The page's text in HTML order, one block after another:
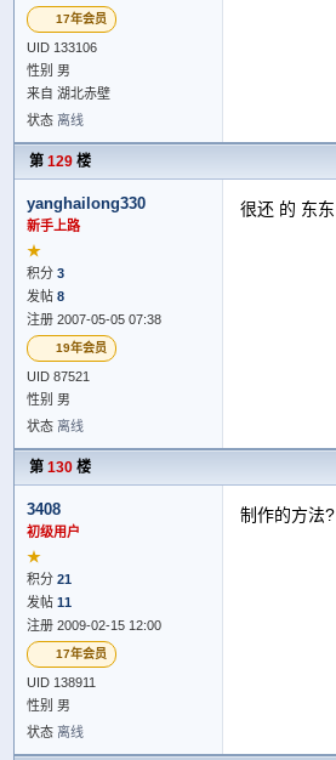
17年会员
UID 133106
性别 男
来自 湖北赤壁
状态 离线
第 129 楼
yanghailong330
新手上路
★
积分 3
发帖 8
注册 2007-05-05 07:38
19年会员
UID 87521
性别 男
状态 离线
很还 的 东
第 130 楼
3408
初级用户
★
积分 21
发帖 11
注册 2009-02-15 12:00
17年会员
UID 138911
性别 男
状态 离线
制作的方法?